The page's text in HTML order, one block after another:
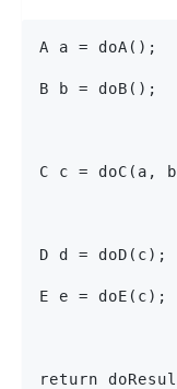
A a = doA();
B b = doB();
C c = doC(a,
D d = doD(c);
E e = doE(c);
return